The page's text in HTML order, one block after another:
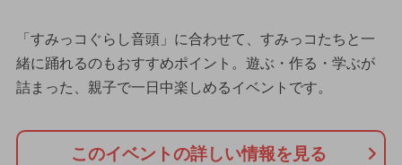
「すみっコぐらし音頭」に合わせて、すみっコたちと一
緒に踊れるのもおすすめポイント。遊ぶ・作る・学ぶが
詰まった、親子で一日中楽しめるイベントです。
このイベントの詳しい情報を見る